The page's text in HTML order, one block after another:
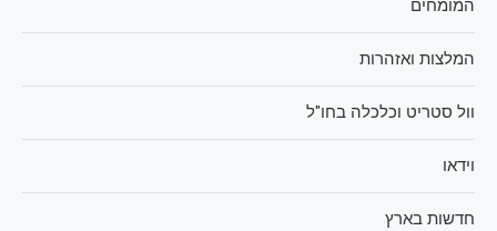
המומחים
המלצות ואזהרות
וול סטריט וכלכלה בחו"ל
וידאו
חדשות בארץ